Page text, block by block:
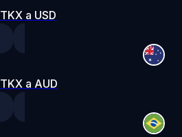
TKX a USD
TKX a AUD